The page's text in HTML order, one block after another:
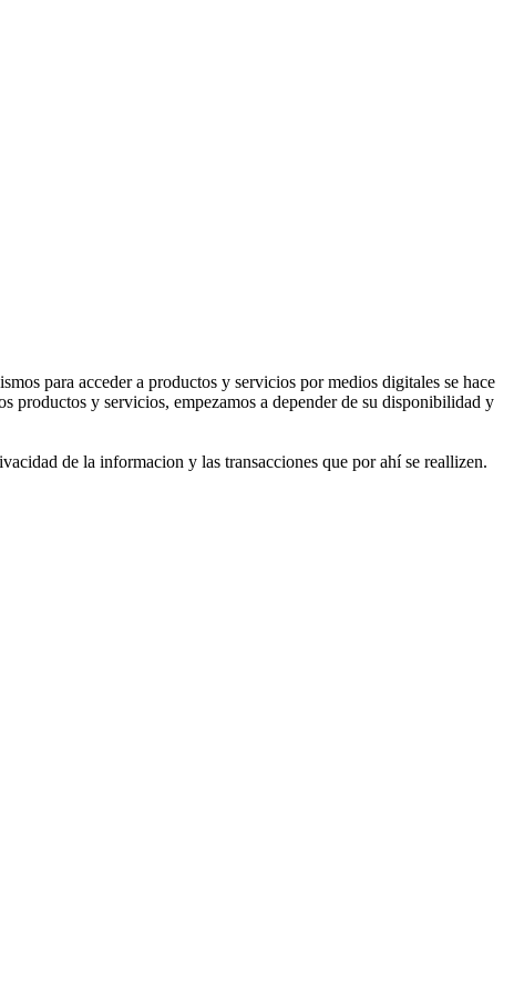
para acceder a productos y servicios por medios digitales se hace
productos y servicios, empezamos a depender de su disponibilidad y
de la informacion y las transacciones que por ahí se reallizen.